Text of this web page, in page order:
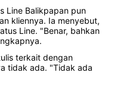
Line Balikpapan pun
kliennya. Ia menyebut,
Line. "Benar, bahkan
terkait dengan
tidak ada. "Tidak ada